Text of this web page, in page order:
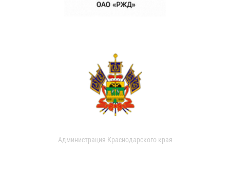
Администрация Краснодарского края